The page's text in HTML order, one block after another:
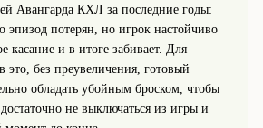
Авангарда КХЛ за последние годы:
эпизод потерян, но игрок настойчиво
касание и в итоге забивает. Для
это, без преувеличения, готовый
обладать убойным броском, чтобы
не выключаться из игры и